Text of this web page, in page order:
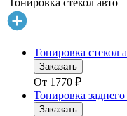
Тонировка стекол авто
Тонировка стекол
Заказать
От 1770 ₽
Тонировка заднего
Заказать